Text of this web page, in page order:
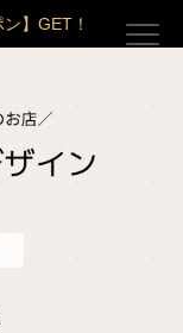
】GET！